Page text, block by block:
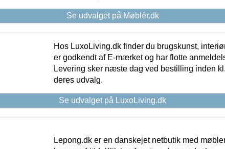
Se udvalget på Møblér.dk
Hos LuxoLiving.dk finder du brugskunst,
er godkendt af E-mærket og har flotte
Levering sker næste dag ved bestilling inden
deres udvalg.
Se udvalget på LuxoLiving.dk
Lepong.dk er en danskejet netbutik med